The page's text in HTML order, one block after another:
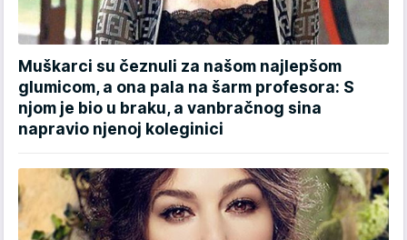
Muškarci su čeznuli za našom najlepšom
glumicom, a ona pala na šarm profesora: S
njom je bio u braku, a vanbračnog sina
napravio njenoj koleginici